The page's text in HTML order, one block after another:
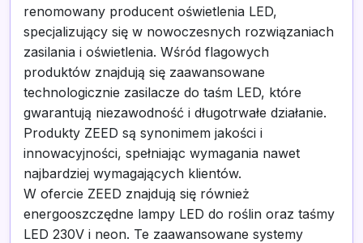
renomowany producent oświetlenia LED,
specjalizujący się w nowoczesnych rozwiązaniach
zasilania i oświetlenia. Wśród flagowych
produktów znajdują się zaawansowane
technologicznie zasilacze do taśm LED, które
gwarantują niezawodność i długotrwałe działanie.
Produkty ZEED są synonimem jakości i
innowacyjności, spełniając wymagania nawet
najbardziej wymagających klientów.
W ofercie ZEED znajdują się również
energooszczędne lampy LED do roślin oraz taśmy
LED 230V i neon. Te zaawansowane systemy